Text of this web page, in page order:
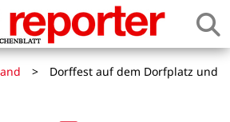
>
Dorffest auf dem Dorfplatz und